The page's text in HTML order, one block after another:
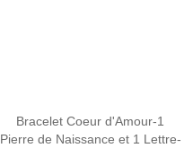
Bracelet Coeur d'Amour-1
Pierre de Naissance et 1 Lettre-